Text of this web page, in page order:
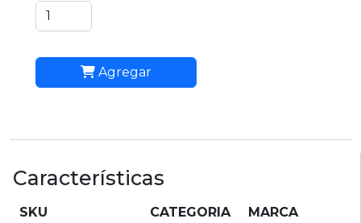
Agregar
Características
SKU
CATEGORIA
MARCA